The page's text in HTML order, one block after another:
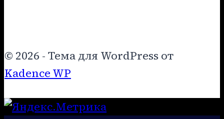
© 2026 - Тема для WordPress от
Kadence WP